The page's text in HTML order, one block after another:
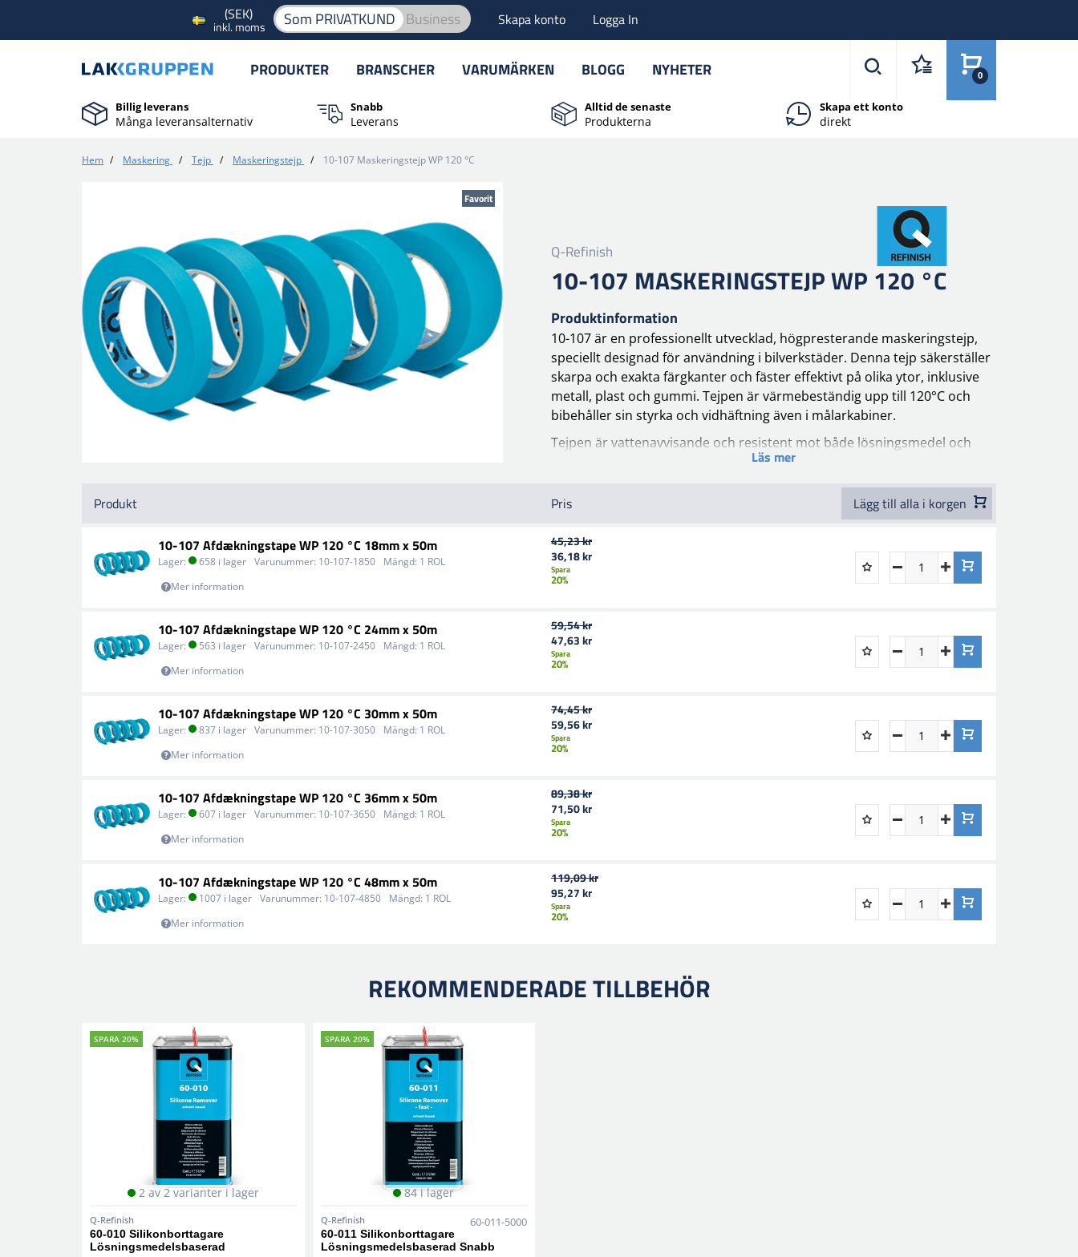
(SEK)
inkl. moms Som PRIVATKUND Business Skapa konto Logga In
PRODUKTER BRANSCHER VARUMÄRKEN BLOGG NYHETER 0
Billig leverans
Många leveransalternativ
Snabb
Leverans
Alltid de senaste
Produkterna
Skapa ett konto
direkt
Hem / Maskering / Tejp / Maskeringstejp / 10-107 Maskeringstejp WP 120 °C
Favorit
Q-Refinish
10-107 MASKERINGSTEJP WP 120 °C
Produktinformation
10-107 är en professionellt utvecklad, högpresterande maskeringstejp,
speciellt designad för användning i bilverkstäder. Denna tejp säkerställer
skarpa och exakta färgkanter och fäster effektivt på olika ytor, inklusive
metall, plast och gummi. Tejpen är värmebeständig upp till 120°C och
bibehåller sin styrka och vidhäftning även i målarkabiner.
Tejpen är vattenavvisande och resistent mot både lösningsmedel och
thinner, vilket gör den kompatibel med alla typer av lösningsmedels- och
limrester eller skada underlaget.
10-107 är tillverkad av 63 g/m² vattenavvisande, mättat kräpppapper,
vilket ger optimal flexibilitet och anpassning till ojämna ytor. Det
naturgummibaserade limmet säkerställer stark vidhäftning och stabilitet,
även under krävande arbetsförhållanden.
gång.
Läs mer
Produkt Pris Lägg till alla i korgen
10-107 Afdækningstape WP 120 °C 18mm x 50m
Lager: 658 i lager Varunummer: 10-107-1850 Mängd: 1 ROL
Mer information
45,23 kr
36,18 kr
Spara
20%
10-107 Afdækningstape WP 120 °C 24mm x 50m
Lager: 563 i lager Varunummer: 10-107-2450 Mängd: 1 ROL
Mer information
59,54 kr
47,63 kr
Spara
20%
10-107 Afdækningstape WP 120 °C 30mm x 50m
Lager: 837 i lager Varunummer: 10-107-3050 Mängd: 1 ROL
Mer information
74,45 kr
59,56 kr
Spara
20%
10-107 Afdækningstape WP 120 °C 36mm x 50m
Lager: 607 i lager Varunummer: 10-107-3650 Mängd: 1 ROL
Mer information
89,38 kr
71,50 kr
Spara
20%
10-107 Afdækningstape WP 120 °C 48mm x 50m
Lager: 1007 i lager Varunummer: 10-107-4850 Mängd: 1 ROL
Mer information
119,09 kr
95,27 kr
Spara
20%
REKOMMENDERADE TILLBEHÖR
SPARA 20%
2 av 2 varianter i lager
Q-Refinish
60-010 Silikonborttagare
Lösningsmedelsbaserad
SPARA 20%
84 i lager
Q-Refinish 60-011-5000
60-011 Silikonborttagare
Lösningsmedelsbaserad Snabb